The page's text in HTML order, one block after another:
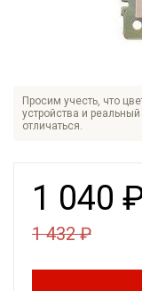
Просим учесть, что
устройства и
отличаться.
1 040
1 432₽